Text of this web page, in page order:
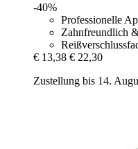
-40%
Professionelle
Zahnfreundlich
€ 13,38 € 22,30
Zustellung bis 14.